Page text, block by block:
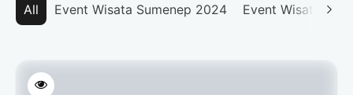
All Event Wisata Sumenep 2024 Event Wisata